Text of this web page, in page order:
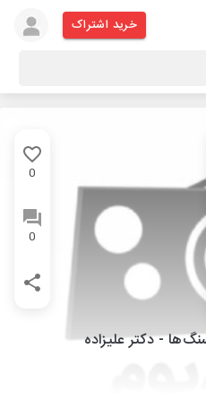
خرید اشتراک
0
0